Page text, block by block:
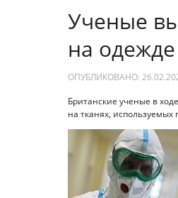
Ученые
на одежде
ОПУБЛИКОВАНО:
Британские ученые в
на тканях,